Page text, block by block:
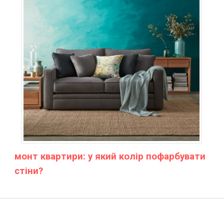
монт квартири: у який колір пофарбувати
стіни?